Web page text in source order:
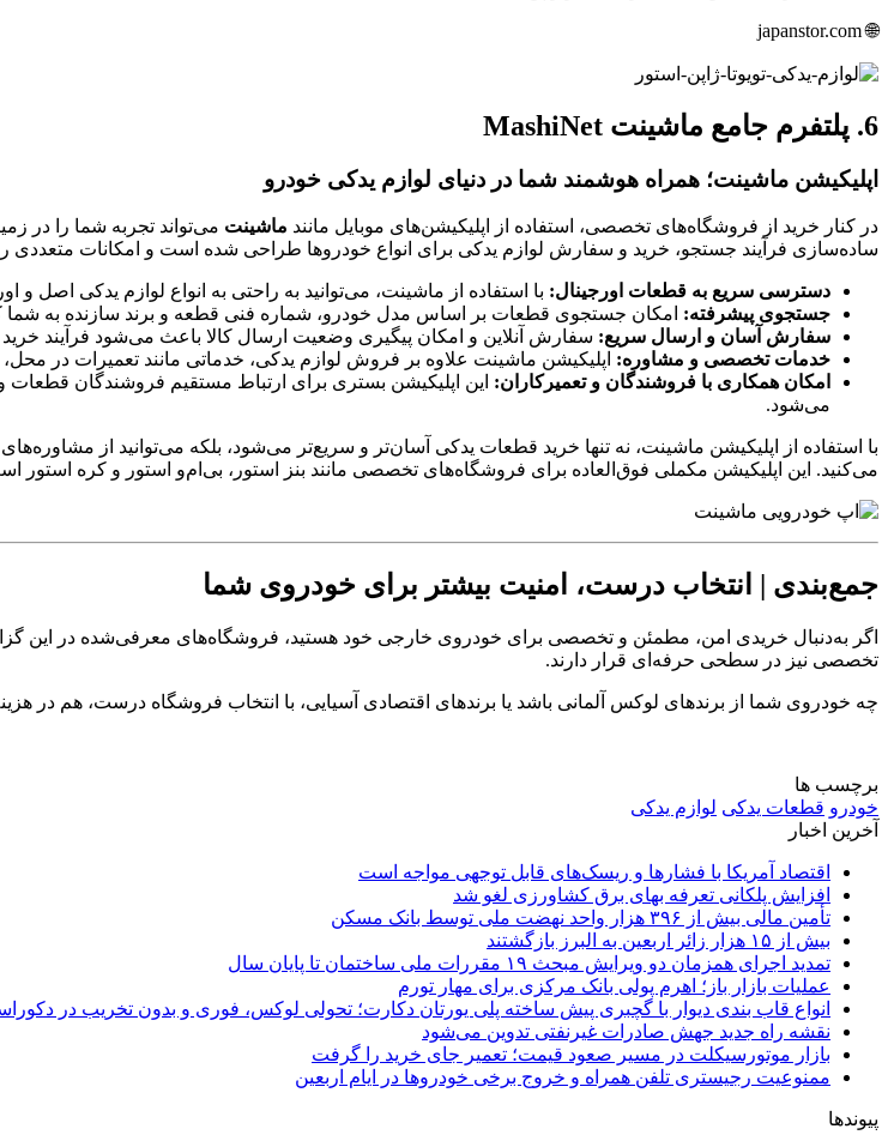
🌐 japanstor.com
6. پلتفرم جامع ماشینت MashiNet
اپلیکیشن ماشینت؛ همراه هوشمند شما در دنیای لوازم یدکی خودرو
در کنار خرید از فروشگاه‌های تخصصی، استفاده از اپلیکیشن‌های موبایل مانند ماشینت می‌تواند تجربه شما را در
ساده‌سازی فرآیند جستجو، خرید و سفارش لوازم یدکی برای انواع خودروها طراحی شده است و امکانات متعددی را
دسترسی سریع به قطعات اورجینال: با استفاده از ماشینت، می‌توانید به راحتی به انواع لوازم یدکی اصل و
جستجوی پیشرفته: امکان جستجوی قطعات بر اساس مدل خودرو، شماره فنی قطعه و برند سازنده به شما کمک
سفارش آسان و ارسال سریع: سفارش آنلاین و امکان پیگیری وضعیت ارسال کالا باعث می‌شود فرآیند
خدمات تخصصی و مشاوره: اپلیکیشن ماشینت علاوه بر فروش لوازم یدکی، خدماتی مانند تعمیرات در
امکان همکاری با فروشندگان و تعمیرکاران: این اپلیکیشن بستری برای ارتباط مستقیم فروشندگان
می‌شود.
با استفاده از اپلیکیشن ماشینت، نه تنها خرید قطعات یدکی آسان‌تر و سریع‌تر می‌شود، بلکه می‌توانید از
می‌کنید. این اپلیکیشن مکملی فوق‌العاده برای فروشگاه‌های تخصصی مانند بنز استور، بی‌ام‌و استور و کره
جمع‌بندی | انتخاب درست، امنیت بیشتر برای خودروی شما
اگر به‌دنبال خریدی امن، مطمئن و تخصصی برای خودروی خارجی خود هستید، فروشگاه‌های معرفی‌شده در این
تخصصی نیز در سطحی حرفه‌ای قرار دارند.
چه خودروی شما از برندهای لوکس آلمانی باشد یا برندهای اقتصادی آسیایی، با انتخاب فروشگاه درست، هم در
برچسب ها
خودرو قطعات یدکی لوازم یدکی
آخرین اخبار
اقتصاد آمریکا با فشارها و ریسک‌های قابل توجهی مواجه است
افزایش پلکانی تعرفه بهای برق کشاورزی لغو شد
تأمین مالی بیش از ۳۹۶ هزار واحد نهضت ملی توسط بانک مسکن
بیش از ۱۵ هزار زائر اربعین به البرز بازگشتند
تمدید اجرای همزمان دو ویرایش مبحث ۱۹ مقررات ملی ساختمان تا پایان سال
عملیات بازار باز؛ اهرم پولی بانک مرکزی برای مهار تورم
انواع قاب بندی دیوار با گچبری پیش ساخته پلی یورتان دکارت؛ تحولی لوکس، فوری و بدون تخریب در
نقشه راه جدید جهش صادرات غیرنفتی تدوین می‌شود
بازار موتورسیکلت در مسیر صعود قیمت؛ تعمیر جای خرید را گرفت
ممنوعیت رجیستری تلفن همراه و خروج برخی خودروها در ایام اربعین
پیوندها